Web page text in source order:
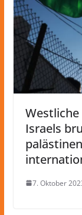
Israels
7. Oktober